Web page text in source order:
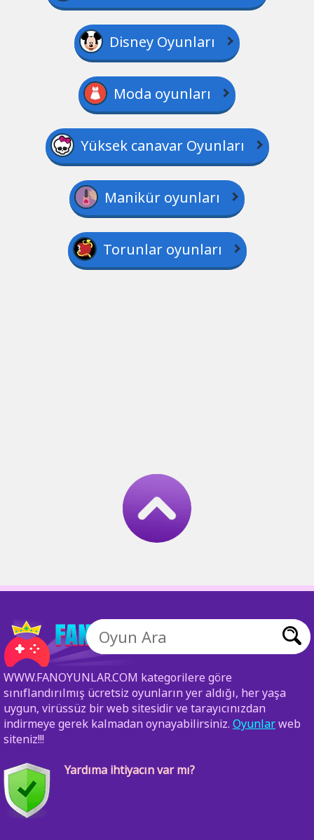
Disney Oyunları
Moda oyunları
Yüksek canavar Oyunları
Manikür oyunları
Torunlar oyunları
WWW.FANOYUNLAR.COM kategorilere göre
sınıflandırılmış ücretsiz oyunların yer aldığı, her yaşa
uygun, virüssüz bir web sitesidir ve tarayıcınızdan
indirmeye gerek kalmadan oynayabilirsiniz. Oyunlarweb
siteniz!!!
Yardıma ihtiyacın var mı?